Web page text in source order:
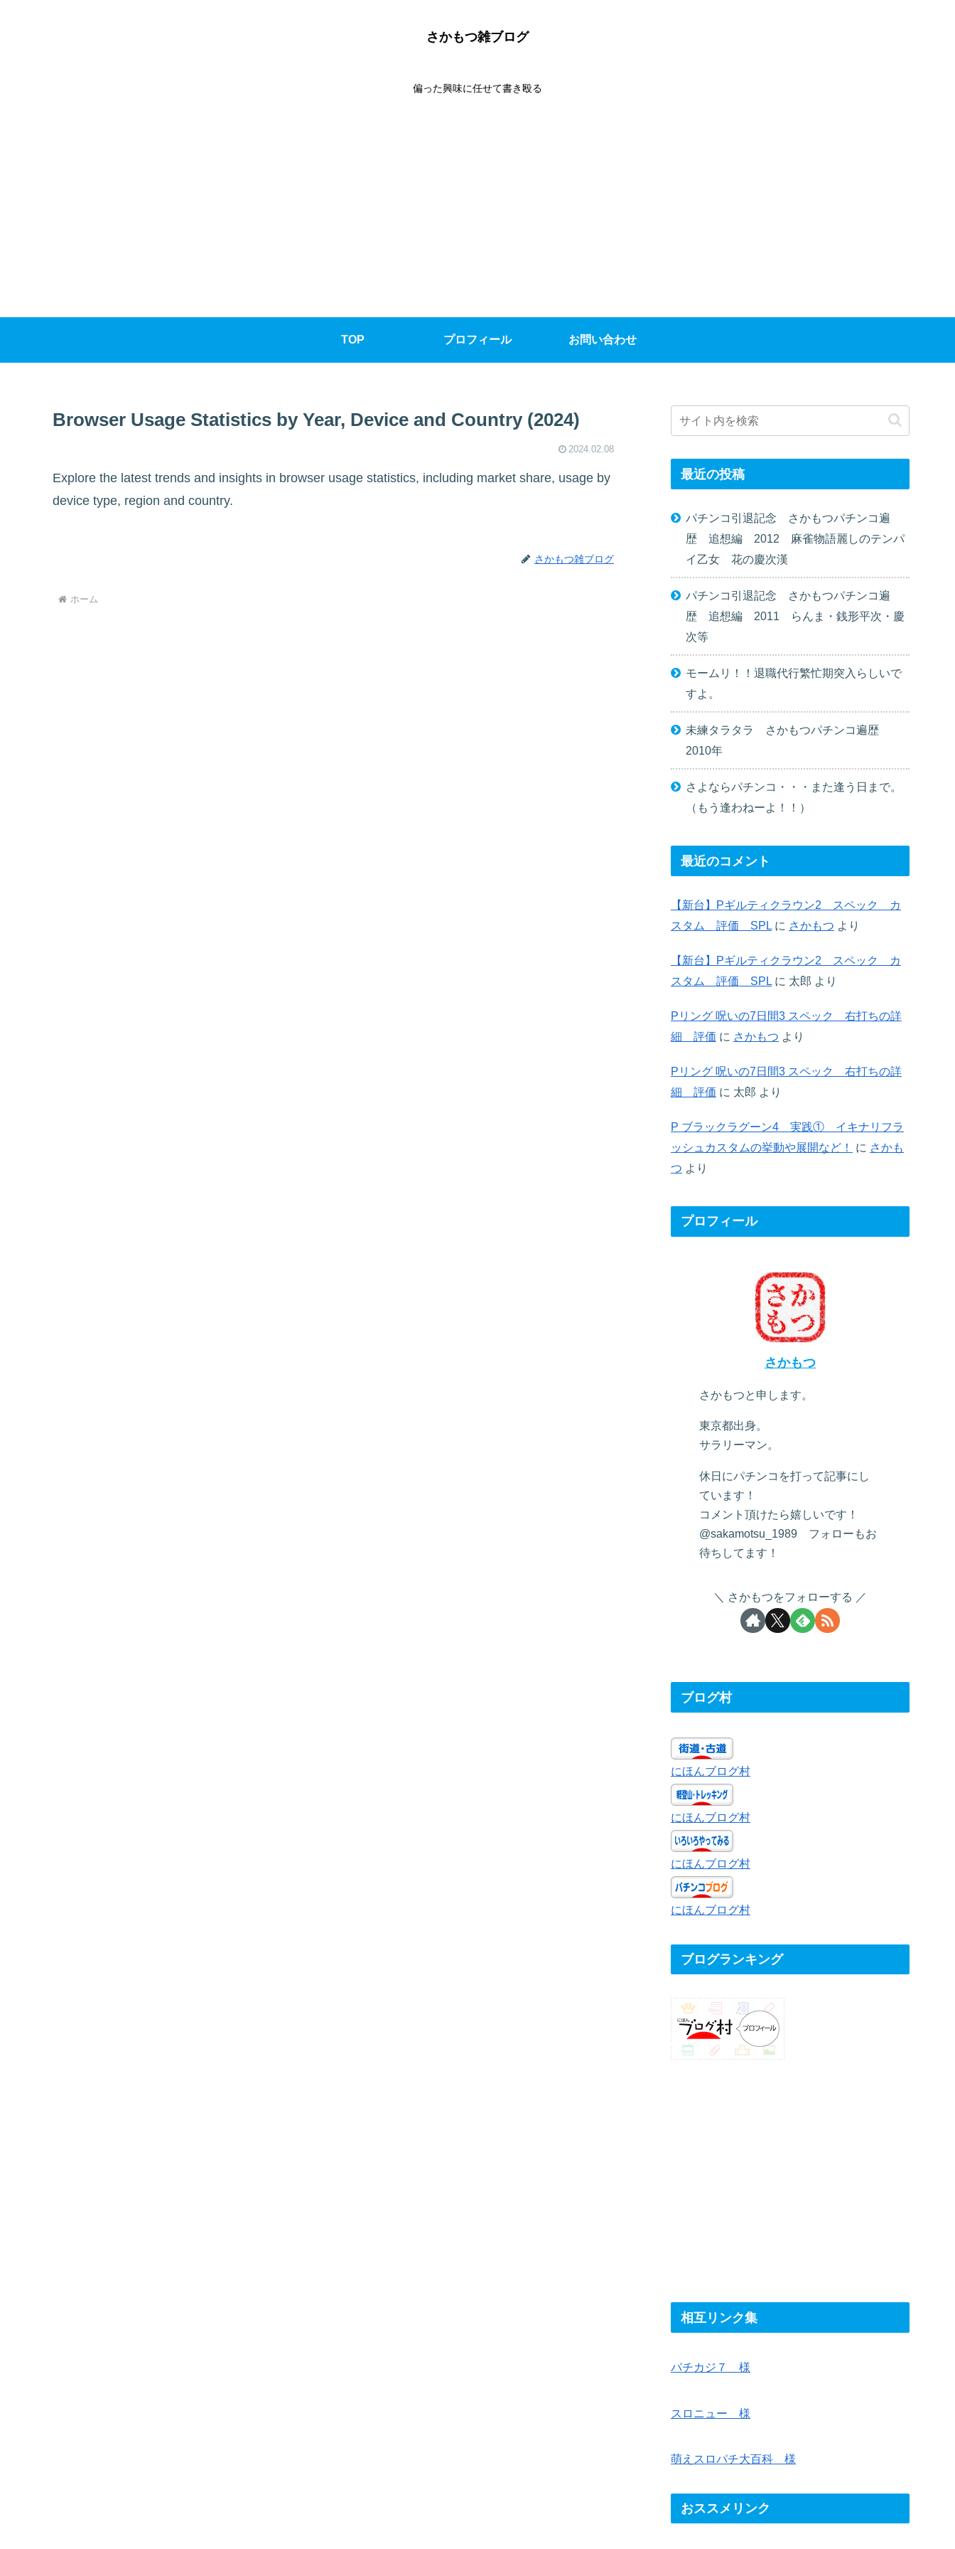
さかもつ雑ブログ
偏った興味に任せて書き殴る
TOP プロフィール お問い合わせ
Browser Usage Statistics by Year, Device and Country (2024)
2024.02.08
Explore the latest trends and insights in browser usage statistics, including market share, usage by
device type, region and country.
さかもつ雑ブログ
ホーム
最近の投稿
パチンコ引退記念 さかもつパチンコ遍
歴 追想編 2012 麻雀物語麗しのテンパ
イ乙女 花の慶次漢
パチンコ引退記念 さかもつパチンコ遍
歴 追想編 2011 らんま・銭形平次・慶
次等
モームリ！！退職代行繁忙期突入らしいで
すよ。
未練タラタラ さかもつパチンコ遍歴
2010年
さよならパチンコ・・・また逢う日まで。
（もう逢わねーよ！！）
最近のコメント
【新台】Pギルティクラウン2 スペック カ
スタム 評価 SPL に さかもつ より
【新台】Pギルティクラウン2 スペック カ
スタム 評価 SPL に 太郎 より
Pリング 呪いの7日間3 スペック 右打ちの詳
細 評価 に さかもつ より
Pリング 呪いの7日間3 スペック 右打ちの詳
細 評価 に 太郎 より
P ブラックラグーン4 実践① イキナリフラ
ッシュカスタムの挙動や展開など！
に さかも
つ より
プロフィール
さかもつ
さかもつと申します。
東京都出身。
サラリーマン。
休日にパチンコを打って記事にし
ています！
コメント頂けたら嬉しいです！
@sakamotsu_1989 フォローもお
待ちしてます！
さかもつをフォローする
ブログ村
にほんブログ村
にほんブログ村
にほんブログ村
にほんブログ村
ブログランキング
相互リンク集
パチカジ７ 様
スロニュー 様
萌えスロパチ大百科 様
おススメリンク